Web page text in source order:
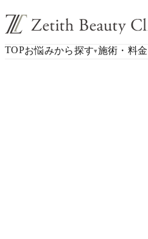
TOPお悩みから探す▾施術・料金